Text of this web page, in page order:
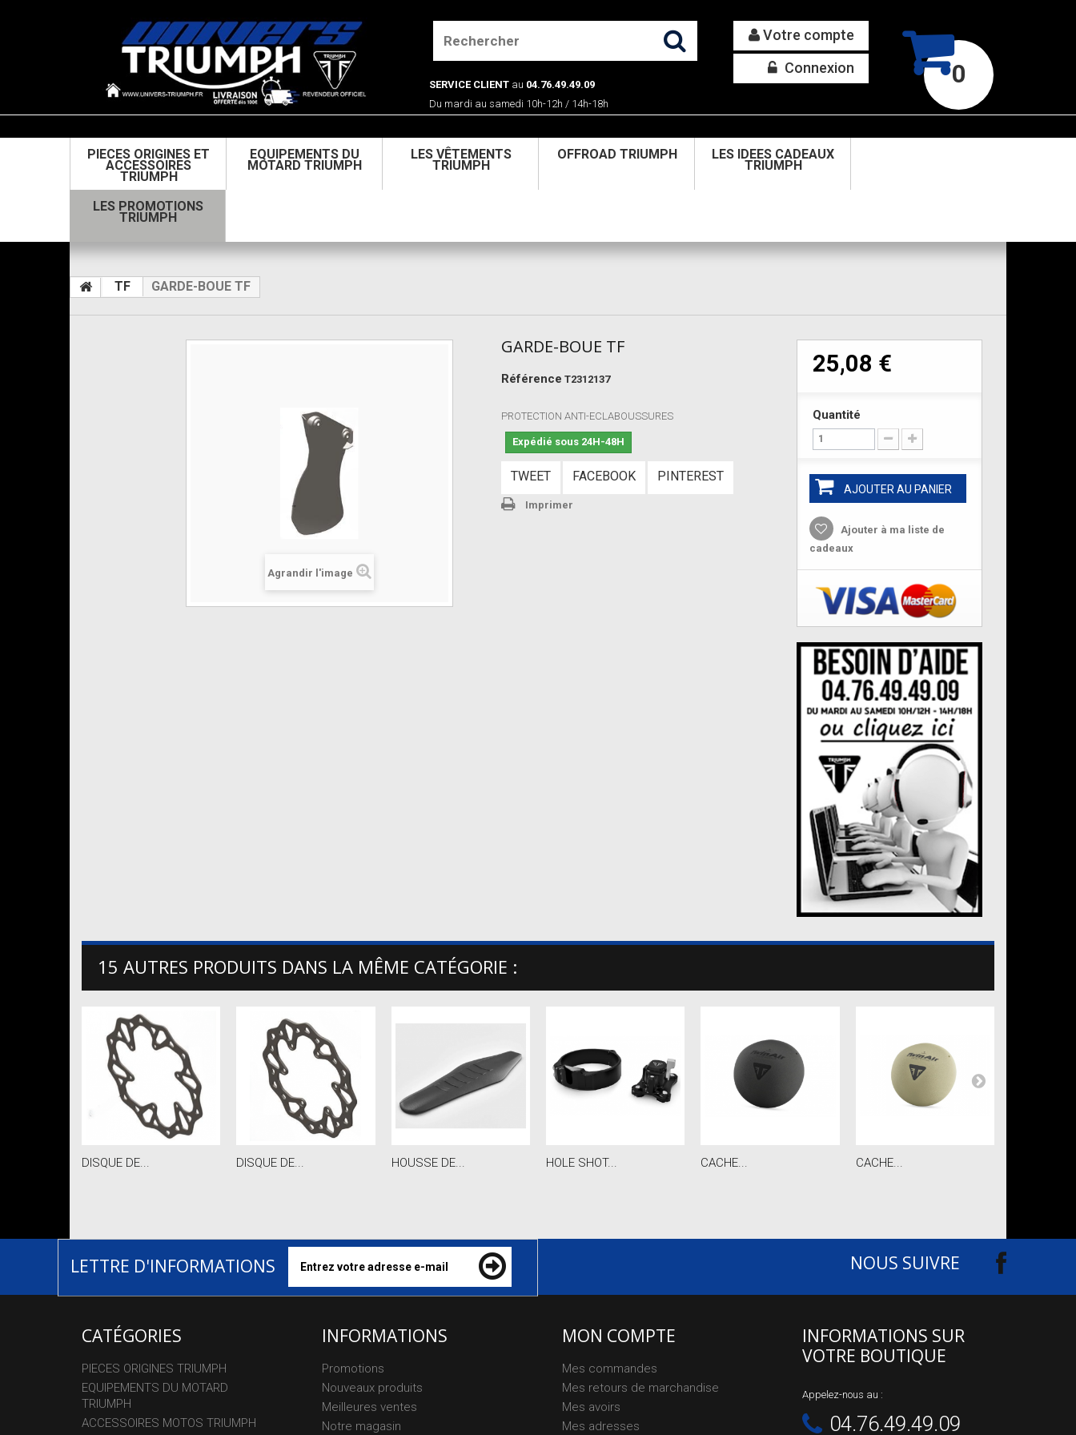
0
Votre compte
Connexion
SERVICE CLIENT au 04.76.49.49.09
Du mardi au samedi 10h-12h / 14h-18h
PIECES ORIGINES ET
ACCESSOIRES
TRIUMPH
EQUIPEMENTS DU
MOTARD TRIUMPH
LES VÊTEMENTS
TRIUMPH
OFFROAD TRIUMPH LES IDEES CADEAUX
TRIUMPH
LES PROMOTIONS
TRIUMPH
TF GARDE-BOUE TF
Agrandir l'image
GARDE-BOUE TF
Référence T2312137
PROTECTION ANTI-ECLABOUSSURES
Expédié sous 24H-48H
TWEET FACEBOOK PINTEREST
Imprimer
25,08 €
Quantité
AJOUTER AU PANIER
Ajouter à ma liste de
cadeaux
15 AUTRES PRODUITS DANS LA MÊME CATÉGORIE :
DISQUE DE... DISQUE DE... HOUSSE DE... HOLE SHOT... CACHE... CACHE...
LETTRE D'INFORMATIONS NOUS SUIVRE
CATÉGORIES
PIECES ORIGINES TRIUMPH
EQUIPEMENTS DU MOTARD
TRIUMPH
ACCESSOIRES MOTOS TRIUMPH
INFORMATIONS
Promotions
Nouveaux produits
Meilleures ventes
Notre magasin
MON COMPTE
Mes commandes
Mes retours de marchandise
Mes avoirs
Mes adresses
INFORMATIONS SUR
VOTRE BOUTIQUE
Appelez-nous au :
04.76.49.49.09